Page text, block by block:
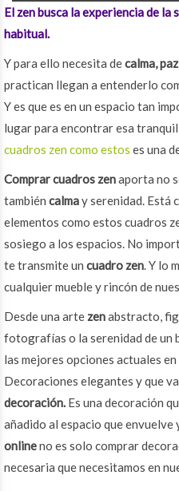
El zen busca la experiencia de la
habitual.
Y para ello necesita decalma,paz
practican llegan a entenderlo
Y es que es en un espacio tan
lugar para encontrar esa
cuadros zen como estos es una
Comprar cuadros zenaporta no
también calmay serenidad. Está
elementos como estos cuadros
sosiego a los espacios. No
te transmite un cuadro zen. Y lo
cualquier mueble y rincón de
Desde una arte zenabstracto,
fotografías o la serenidad de un
las mejores opciones actuales
Decoraciones elegantes y que
decoración. Es una decoración
añadido al espacio que envuelve
onlineno es solo comprar
necesaria que necesitamos en